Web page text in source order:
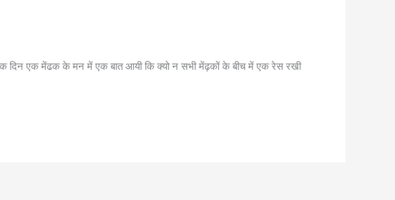
दिन एक मेंढक के मन में एक बात आयी कि क्यो न सभी मेंढ़कों के बीच में एक रेस रखी